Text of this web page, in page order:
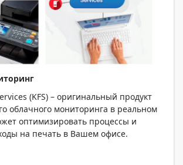
(KFS) – оригинальный продукт
облачного мониторинга в реальном
оптимизировать процессы и
на печать в Вашем офисе.